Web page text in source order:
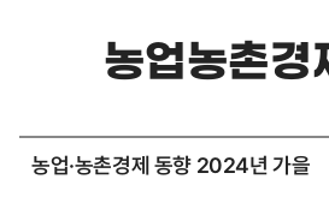
원
농업농촌경
농업·농촌경제 동향 2024년 가을